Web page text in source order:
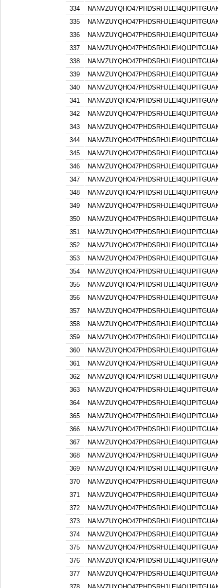
334
335
336
337
338
339
340
341
342
343
344
345
346
347
348
349
350
351
352
353
354
355
356
357
358
359
360
361
362
363
364
365
366
367
368
369
370
371
372
373
374
375
376
377